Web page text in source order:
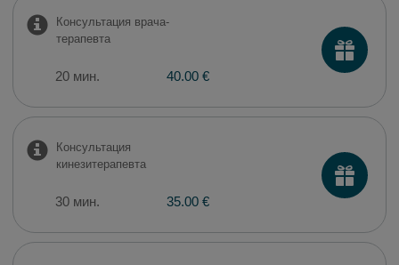
Консультация врача-
терaпевта
20 мин. 40.00 €
Консультация
кинезитерапевта
30 мин. 35.00 €